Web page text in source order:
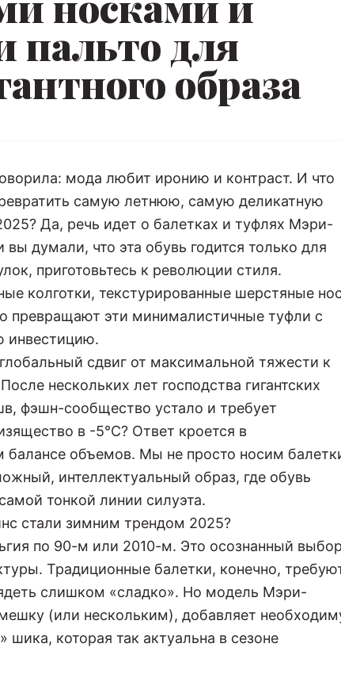
образа
Да, речь идет о балетках и туфлях Мэри-
думали, что эта обувь годится только для
приготовьтесь к революции стиля.
колготки, текстурированные шерстяные
превращают эти минималистичные туфли с
сдвиг от максимальной тяжести к
нескольких лет господства гигантских
фэшн-сообщество устало и требует
в -5°C? Ответ кроется в
объемов. Мы не просто носим балетки
интеллектуальный образ, где обувь
тонкой линии силуэта.
стали зимним трендом 2025?
по 90-м или 2010-м. Это осознанный выбор
Традиционные балетки, конечно, требуют
слишком «сладко». Но модель Мэри-
(или нескольким), добавляет
которая так актуальна в сезоне
ремешка Mary Jane
декор, это структурный элемент. Он